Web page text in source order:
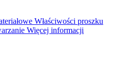
Właściwości proszku
Więcej informacji